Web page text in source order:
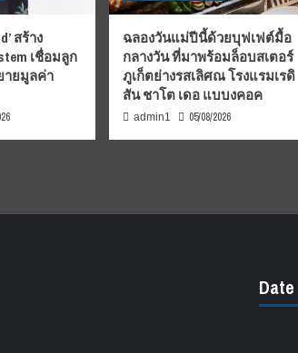
สร้าง
เชื่อมลูก
ยมูลค่า
ฉลองวันแม่ปีนี้ด้วยบุฟเฟต์มื้อ
กลางวัน ที่มาพร้อมล็อบสเตอร์
ภูเก็ตย่างรสเลิศณ โรงแรมเรดิ
สัน ชาโต เดอ แบบงคอค
admin1 05/08/2026
Date